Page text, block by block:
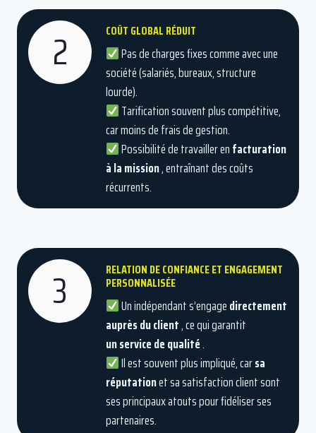
2 COÛT GLOBAL RÉDUIT
Pas de charges fixes comme avec une
société (salariés, bureaux, structure
lourde).
Tarification souvent plus compétitive,
car moins de frais de gestion.
Possibilité de travailler enfacturation
à la mission, entraînant des coûts
récurrents.
3 RELATION DE CONFIANCE ET ENGAGEMENT
PERSONNALISÉE
Un indépendant s’engagedirectement
auprès du client, ce qui garantit
un service de qualité.
Il est souvent plus impliqué, carsa
réputationet sa satisfaction client sont
ses principaux atouts pour fidéliser ses
partenaires.